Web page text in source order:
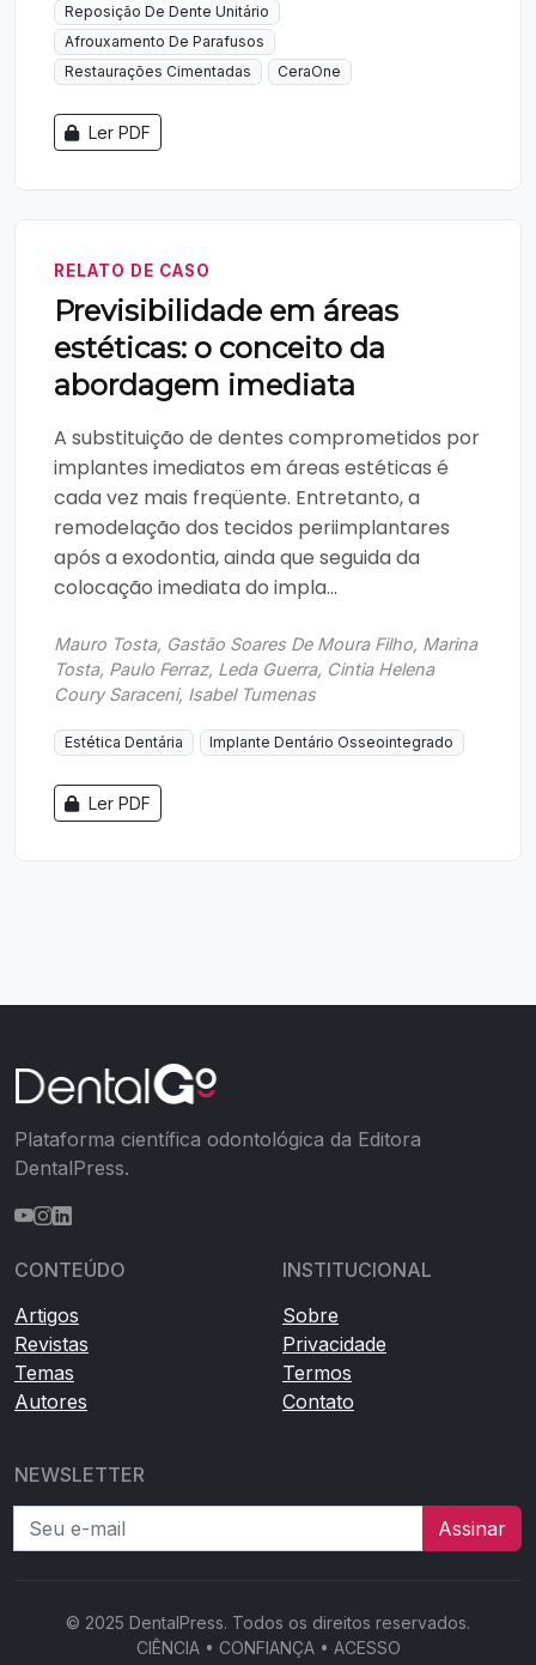
Reposição De Dente Unitário
Afrouxamento De Parafusos
Restaurações Cimentadas
CeraOne
Ler PDF
RELATO DE CASO
Previsibilidade em áreas
estéticas: o conceito da
abordagem imediata
A substituição de dentes comprometidos por
implantes imediatos em áreas estéticas é
cada vez mais freqüente. Entretanto, a
remodelação dos tecidos periimplantares
após a exodontia, ainda que seguida da
colocação imediata do impla...
Mauro Tosta, Gastão Soares De Moura Filho, Marina
Tosta, Paulo Ferraz, Leda Guerra, Cintia Helena
Coury Saraceni, Isabel Tumenas
Estética Dentária Implante Dentário Osseointegrado
Ler PDF
Plataforma científica odontológica da Editora
DentalPress.
CONTEÚDO
Artigos
Revistas
Temas
Autores
INSTITUCIONAL
Sobre
Privacidade
Termos
Contato
NEWSLETTER
Seu e-mail
Assinar
© 2025 DentalPress. Todos os direitos reservados.
CIÊNCIA • CONFIANÇA • ACESSO